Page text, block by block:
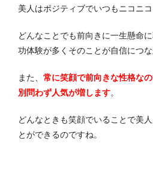
美人はポジティブでいつもニコニコ
どんなことでも前向きに一生懸命
功体験が多くそのことが自信につな
また、 常に笑顔で前向きな性格な
別問わず人気が増します。
どんなときも笑顔でいることで美
とができるのですね。